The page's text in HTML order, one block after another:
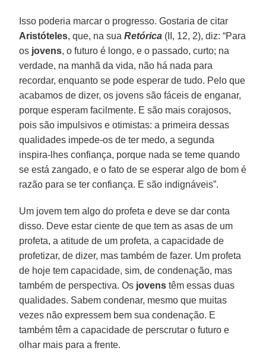
Isso poderia marcar o progresso. Gostaria de citar
Aristóteles, que, na suaRetórica (II, 12, 2), diz: “Para
os jovens, o futuro é longo, e o passado, curto; na
verdade, na manhã da vida, não há nada para
recordar, enquanto se pode esperar de tudo. Pelo que
acabamos de dizer, os jovens são fáceis de enganar,
porque esperam facilmente. E são mais corajosos,
pois são impulsivos e otimistas: a primeira dessas
qualidades impede-os de ter medo, a segunda
inspira-lhes confiança, porque nada se teme quando
se está zangado, e o fato de se esperar algo de bom é
razão para se ter confiança. E são indignáveis”.
Um jovem tem algo do profeta e deve se dar conta
disso. Deve estar ciente de que tem as asas de um
profeta, a atitude de um profeta, a capacidade de
profetizar, de dizer, mas também de fazer. Um profeta
de hoje tem capacidade, sim, de condenação, mas
também de perspectiva. Os jovens têm essas duas
qualidades. Sabem condenar, mesmo que muitas
vezes não expressem bem sua condenação. E
também têm a capacidade de perscrutar o futuro e
olhar mais para a frente.